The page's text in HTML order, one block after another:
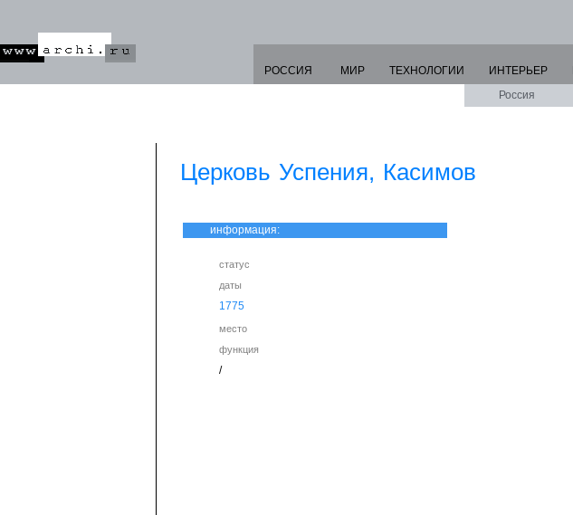
РОССИЯ МИР ТЕХНОЛОГИИ ИНТЕРЬЕР
Россия
Церковь Успения, Касимов
информация:
статус
даты
1775
место
функция
/